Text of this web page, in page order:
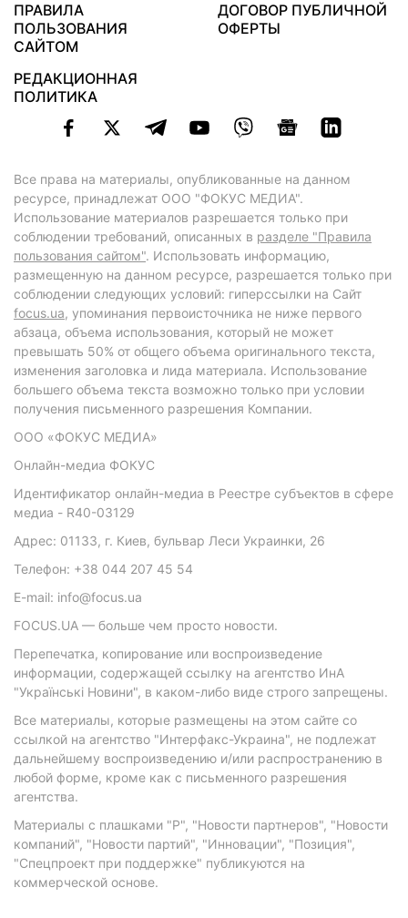
ПРАВИЛА
ПОЛЬЗОВАНИЯ
САЙТОМ
ДОГОВОР ПУБЛИЧНОЙ
ОФЕРТЫ
РЕДАКЦИОННАЯ
ПОЛИТИКА
Все права на материалы, опубликованные на данном
ресурсе, принадлежат ООО "ФОКУС МЕДИА".
Использование материалов разрешается только при
соблюдении требований, описанных в разделе "Правила
пользования сайтом". Использовать информацию,
размещенную на данном ресурсе, разрешается только при
соблюдении следующих условий: гиперссылки на Сайт
focus.ua, упоминания первоисточника не ниже первого
абзаца, объема использования, который не может
превышать 50% от общего объема оригинального текста,
изменения заголовка и лида материала. Использование
большего объема текста возможно только при условии
получения письменного разрешения Компании.
ООО «ФОКУС МЕДИА»
Онлайн-медиа ФОКУС
Идентификатор онлайн-медиа в Реестре субъектов в сфере
медиа - R40-03129
Адрес: 01133, г. Киев, бульвар Леси Украинки, 26
Телефон: +38 044 207 45 54
E-mail: info@focus.ua
FOCUS.UA — больше чем просто новости.
Перепечатка, копирование или воспроизведение
информации, содержащей ссылку на агентство ИнА
"Українські Новини", в каком-либо виде строго запрещены.
Все материалы, которые размещены на этом сайте со
ссылкой на агентство "Интерфакс-Украина", не подлежат
дальнейшему воспроизведению и/или распространению в
любой форме, кроме как с письменного разрешения
агентства.
Материалы с плашками "Р", "Новости партнеров", "Новости
компаний", "Новости партий", "Инновации", "Позиция",
"Спецпроект при поддержке" публикуются на
коммерческой основе.